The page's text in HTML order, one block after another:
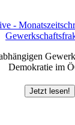
Demokratie im
Jetzt lesen!